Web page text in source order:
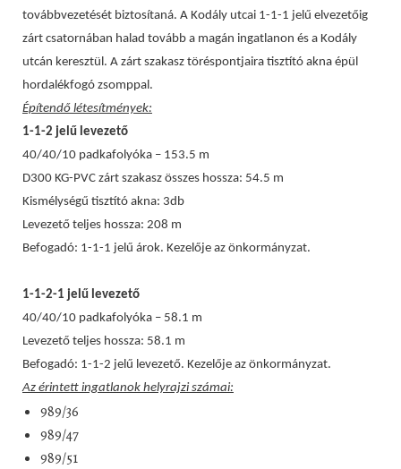
továbbvezetését biztosítaná. A Kodály utcai 1-1-1 jelű elvezetőig
zárt csatornában halad tovább a magán ingatlanon és a Kodály
utcán keresztül. A zárt szakasz töréspontjaira tisztító akna épül
hordalékfogó zsomppal.
Építendő létesítmények:
1-1-2 jelű levezető
40/40/10 padkafolyóka – 153.5 m
D300 KG-PVC zárt szakasz összes hossza: 54.5 m
Kismélységű tisztító akna: 3db
Levezető teljes hossza: 208 m
Befogadó: 1-1-1 jelű árok. Kezelője az önkormányzat.
1-1-2-1 jelű levezető
40/40/10 padkafolyóka – 58.1 m
Levezető teljes hossza: 58.1 m
Befogadó: 1-1-2 jelű levezető. Kezelője az önkormányzat.
Az érintett ingatlanok helyrajzi számai:
989/36
989/47
989/51